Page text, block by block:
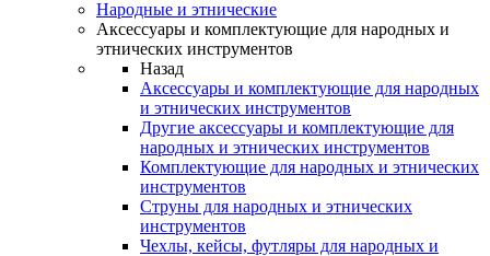
Народные и этнические
Аксессуары и комплектующие для народных и
этнических инструментов
Назад
Аксессуары и комплектующие для народных
и этнических инструментов
Другие аксессуары и комплектующие для
народных и этнических инструментов
Комплектующие для народных и этнических
инструментов
Струны для народных и этнических
инструментов
Чехлы, кейсы, футляры для народных и